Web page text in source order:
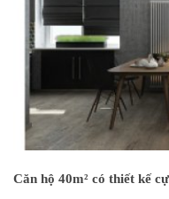
Căn hộ 40m² có thiết kế